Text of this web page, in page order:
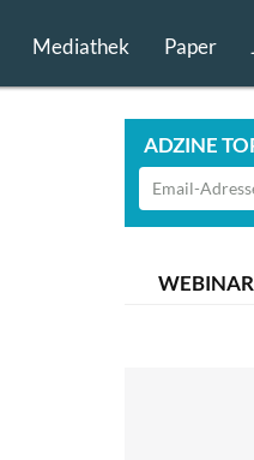
Mediathek Paper
ADZINE